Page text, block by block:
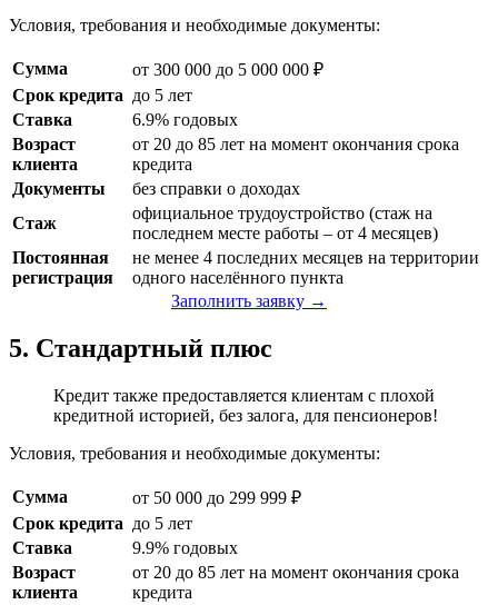
Условия, требования и необходимые документы:
Сумма
от 300 000 до 5 000 000 ₽
Срок кредита до 5 лет
Ставка
6.9% годовых
Возраст
клиента
от 20 до 85 лет на момент окончания срока
кредита
Документы
без справки о доходах
Стаж
официальное трудоустройство (стаж на
последнем месте работы – от 4 месяцев)
Постоянная
регистрация
не менее 4 последних месяцев на территории
одного населённого пункта
Заполнить заявку →
5. Стандартный плюс
Кредит также предоставляется клиентам с плохой
кредитной историей, без залога, для пенсионеров!
Условия, требования и необходимые документы:
Сумма
от 50 000 до 299 999 ₽
Срок кредита до 5 лет
Ставка
9.9% годовых
Возраст
клиента
от 20 до 85 лет на момент окончания срока
кредита